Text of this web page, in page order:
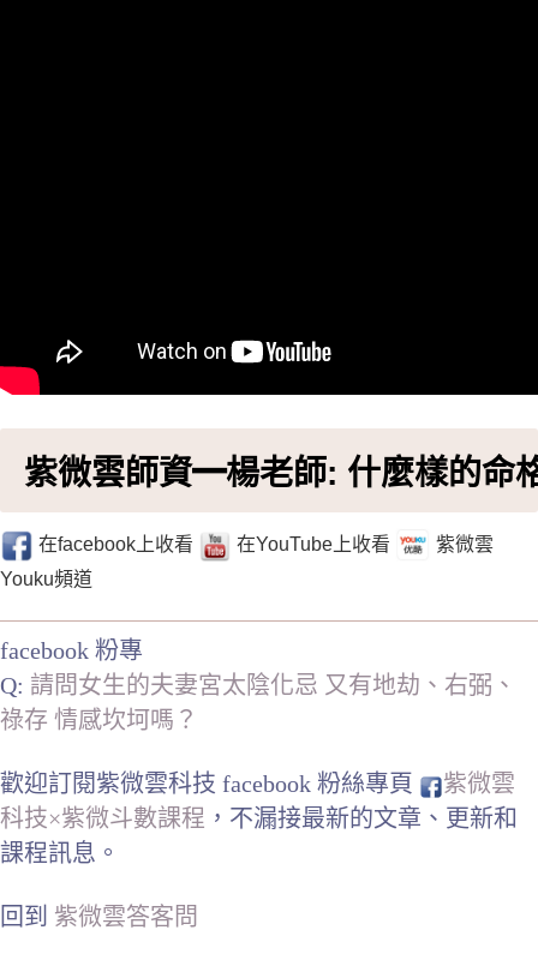
紫微雲師資━楊老師: 什麼樣的命
在facebook上收看 在YouTube上收看
紫微雲
Youku頻道
facebook 粉專
Q: 請問女生的夫妻宮太陰化忌 又有地劫、右弼、
祿存 情感坎坷嗎？
歡迎訂閱紫微雲科技 facebook 粉絲專頁
紫微雲
科技×紫微斗數課程 ，不漏接最新的文章、更新和
課程訊息。
回到 紫微雲答客問